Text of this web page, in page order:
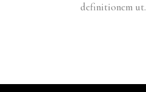
definitionem ut.